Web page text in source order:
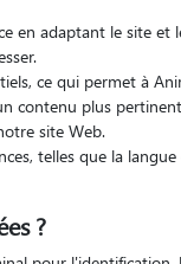
en adaptant le site et
ce qui permet à
contenu plus
site Web.
telles que la
?